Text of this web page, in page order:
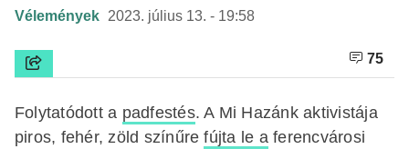
Vélemények 2023. július 13. - 19:58
75
Folytatódott a padfestés. A Mi Hazánk aktivistája
piros, fehér, zöld színűrefújta le a ferencvárosi